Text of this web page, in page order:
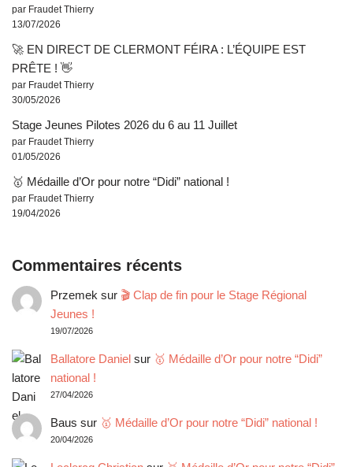
par Fraudet Thierry
13/07/2026
🚀 EN DIRECT DE CLERMONT FÉIRA : L’ÉQUIPE EST
PRÊTE ! 👋
par Fraudet Thierry
30/05/2026
Stage Jeunes Pilotes 2026 du 6 au 11 Juillet
par Fraudet Thierry
01/05/2026
🥇 Médaille d’Or pour notre “Didi” national !
par Fraudet Thierry
19/04/2026
Commentaires récents
Przemek sur 🎬 Clap de fin pour le Stage Régional
Jeunes !
19/07/2026
Ballatore Danielsur 🥇 Médaille d’Or pour notre “Didi”
national !
27/04/2026
Baus sur 🥇 Médaille d’Or pour notre “Didi” national !
20/04/2026